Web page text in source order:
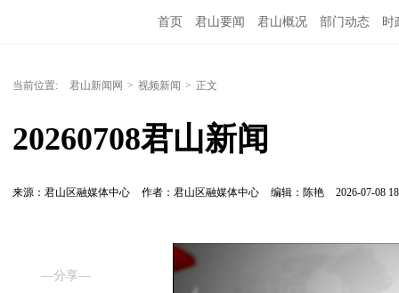
首页 君山要闻 君山概况 部门动态 时
当前位置: 君山新闻网 > 视频新闻 > 正文
20260708君山新闻
来源：君山区融媒体中心 作者：君山区融媒体中心 编辑：陈艳 2026-07-08
—分享—